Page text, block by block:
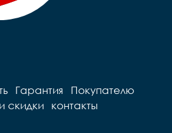
Гарантия
Покупателю
скидки контакты